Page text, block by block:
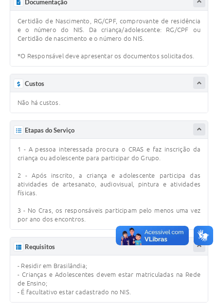
Documentação
Certidão de Nascimento, RG/CPF, comprovante de residência
e o número do NIS. Da criança/adolescente: RG/CPF ou
Certidão de nascimento e o número do NIS.
*O Responsável deve apresentar os documentos solicitados.
Custos
Não há custos.
Etapas do Serviço
1 - A pessoa interessada procura o CRAS e faz inscrição da
criança ou adolescente para participar do Grupo.
2 - Após inscrito, a criança e adolescente participa das
atividades de artesanato, audiovisual, pintura e atividades
físicas.
3 - No Cras, os responsáveis participam pelo menos uma vez
por ano dos encontros.
Requisitos
- Residir em Brasilândia;
- Crianças e Adolescentes devem estar matriculadas na Rede
de Ensino;
- É facultativo estar cadastrado no NIS.